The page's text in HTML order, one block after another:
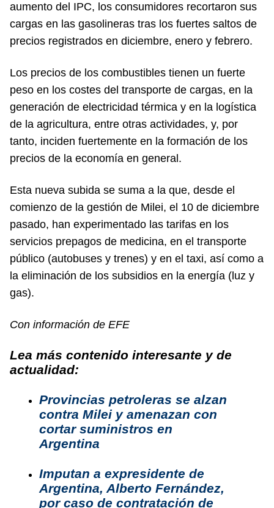
aumento del IPC, los consumidores recortaron sus
cargas en las gasolineras tras los fuertes saltos de
precios registrados en diciembre, enero y febrero.
Los precios de los combustibles tienen un fuerte
peso en los costes del transporte de cargas, en la
generación de electricidad térmica y en la logística
de la agricultura, entre otras actividades, y, por
tanto, inciden fuertemente en la formación de los
precios de la economía en general.
Esta nueva subida se suma a la que, desde el
comienzo de la gestión de Milei, el 10 de diciembre
pasado, han experimentado las tarifas en los
servicios prepagos de medicina, en el transporte
público (autobuses y trenes) y en el taxi, así como a
la eliminación de los subsidios en la energía (luz y
gas).
Con información de EFE
Lea más contenido interesante y de
actualidad:
Provincias petroleras se alzan
contra Milei y amenazan con
cortar suministros en
Argentina
Imputan a expresidente de
Argentina, Alberto Fernández,
por caso de contratación de